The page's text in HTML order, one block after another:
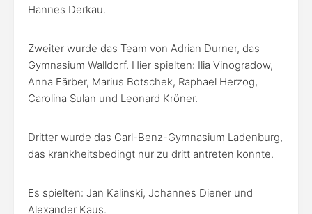
Hannes Derkau.
Zweiter wurde das Team von Adrian Durner, das
Gymnasium Walldorf. Hier spielten: Ilia Vinogradow,
Anna Färber, Marius Botschek, Raphael Herzog,
Carolina Sulan und Leonard Kröner.
Dritter wurde das Carl-Benz-Gymnasium Ladenburg,
das krankheitsbedingt nur zu dritt antreten konnte.
Es spielten: Jan Kalinski, Johannes Diener und
Alexander Kaus.